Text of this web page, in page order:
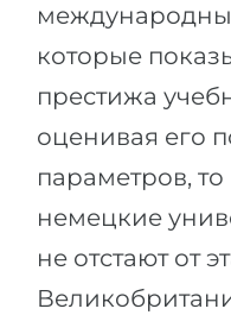
которые
престижа
оценивая его
параметров, то
немецкие
не отстают от